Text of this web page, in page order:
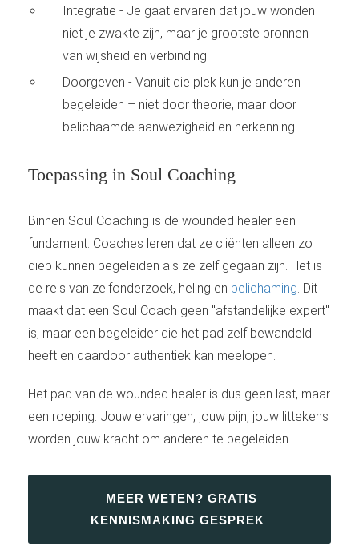
Integratie - Je gaat ervaren dat jouw wonden
niet je zwakte zijn, maar je grootste bronnen
van wijsheid en verbinding.
Doorgeven - Vanuit die plek kun je anderen
begeleiden – niet door theorie, maar door
belichaamde aanwezigheid en herkenning.
Toepassing in Soul Coaching
Binnen Soul Coaching is de wounded healer een
fundament. Coaches leren dat ze cliënten alleen zo
diep kunnen begeleiden als ze zelf gegaan zijn. Het is
de reis van zelfonderzoek, heling en belichaming . Dit
maakt dat een Soul Coach geen "afstandelijke expert"
is, maar een begeleider die het pad zelf bewandeld
heeft en daardoor authentiek kan meelopen.
Het pad van de wounded healer is dus geen last, maar
een roeping. Jouw ervaringen, jouw pijn, jouw littekens
worden jouw kracht om anderen te begeleiden.
MEER WETEN? GRATIS
KENNISMAKING GESPREK